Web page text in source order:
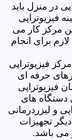
در منزل باید
فیزیوتراپی
مرکز کار می
برای انجام
فیزیوتراپی
حرفه ای
فیزیوتراپی
دستگاه های
و لیزردرمانی
تجهیزات
می باشد.